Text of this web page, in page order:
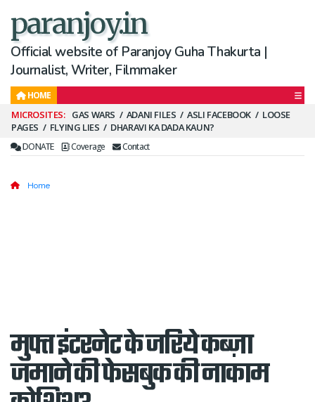
paranjoy.in
Official website of Paranjoy Guha Thakurta |
Journalist, Writer, Filmmaker
HOME
Secondary
Menu
GAS WARS ADANI FILES ASLI FACEBOOK
LOOSE
PAGES
FLYING LIES DHARAVI KA DADA KAUN?
DONATE Coverage Contact
Home
मुफ्त इंटरनेट के जरिये कब्ज़ा
जमाने की फेसबुक की नाकाम